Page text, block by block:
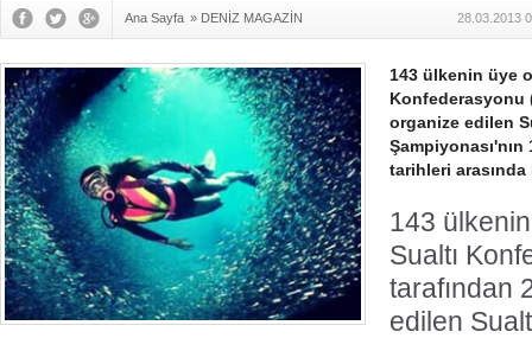
Ana Sayfa » DENİZ MAGAZİN 28.03.2013
143 ülkenin üye
Konfederasyonu
organize edilen
tarihleri
143
Sualtı
tarafından
edilen